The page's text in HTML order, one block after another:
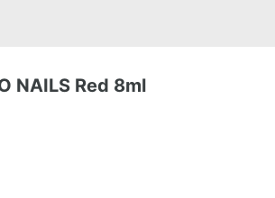
NAILS Red 8ml